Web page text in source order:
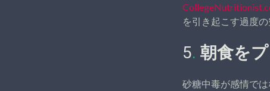
を引き起こす過度
5. 朝食を
砂糖中毒が感情で